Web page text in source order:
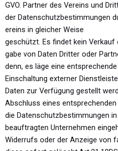
GVO. Partner des Vereins und
der Datenschutzbestimmungen
ereins in gleicher Weise
geschützt. Es findet kein Verkauf
gabe von Daten Dritter oder
denn, es läge eine entsprechende
Einschaltung externer
Daten zur Verfügung gestellt
Abschluss eines
die Datenschutzbestimmungen
beauftragten Unternehmen
Widerrufs oder der Anzeige von